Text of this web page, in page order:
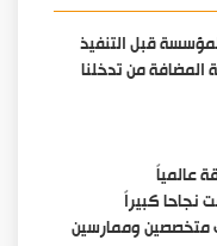
قبل التنفيذ
المضافة من تدخلنا
عالمياً
كبيراً
متخصصين وممارسين